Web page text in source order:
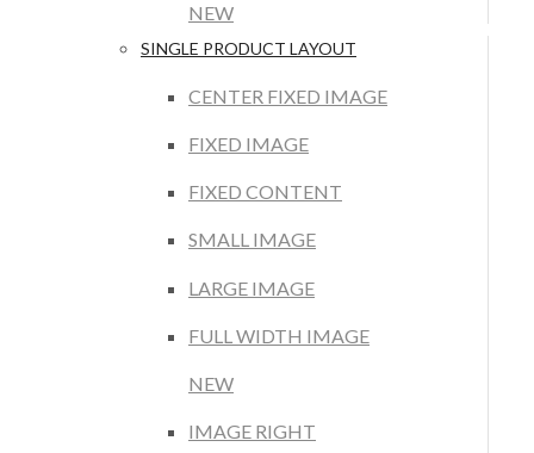
NEW
SINGLE PRODUCT LAYOUT
CENTER FIXED IMAGE
FIXED IMAGE
FIXED CONTENT
SMALL IMAGE
LARGE IMAGE
FULL WIDTH IMAGE
NEW
IMAGE RIGHT